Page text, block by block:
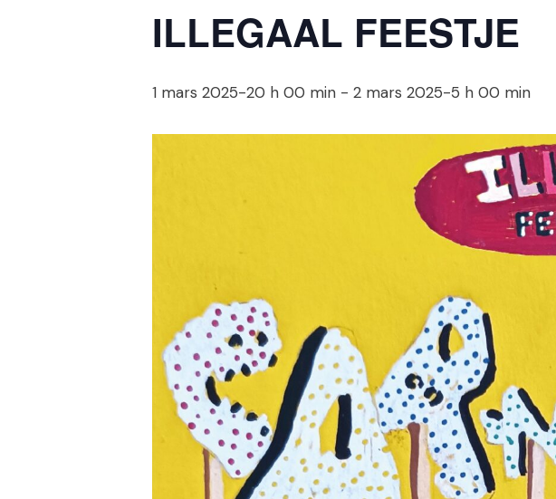
ILLEGAAL FEESTJE
1 mars 2025-20 h 00 min - 2 mars 2025-5 h 00 min